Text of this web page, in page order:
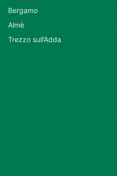
Bergamo
Almè
Trezzo sull’Adda